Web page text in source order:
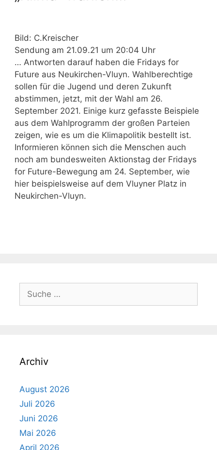
Bild: C.Kreischer
Sendung am 21.09.21 um 20:04 Uhr
… Antworten darauf haben die Fridays for
Future aus Neukirchen-Vluyn. Wahlberechtige
sollen für die Jugend und deren Zukunft
abstimmen, jetzt, mit der Wahl am 26.
September 2021. Einige kurz gefasste Beispiele
aus dem Wahlprogramm der großen Parteien
zeigen, wie es um die Klimapolitik bestellt ist.
Informieren können sich die Menschen auch
noch am bundesweiten Aktionstag der Fridays
for Future-Bewegung am 24. September, wie
hier beispielsweise auf dem Vluyner Platz in
Neukirchen-Vluyn.
Suche
nach:
Archiv
August 2026
Juli 2026
Juni 2026
Mai 2026
April 2026